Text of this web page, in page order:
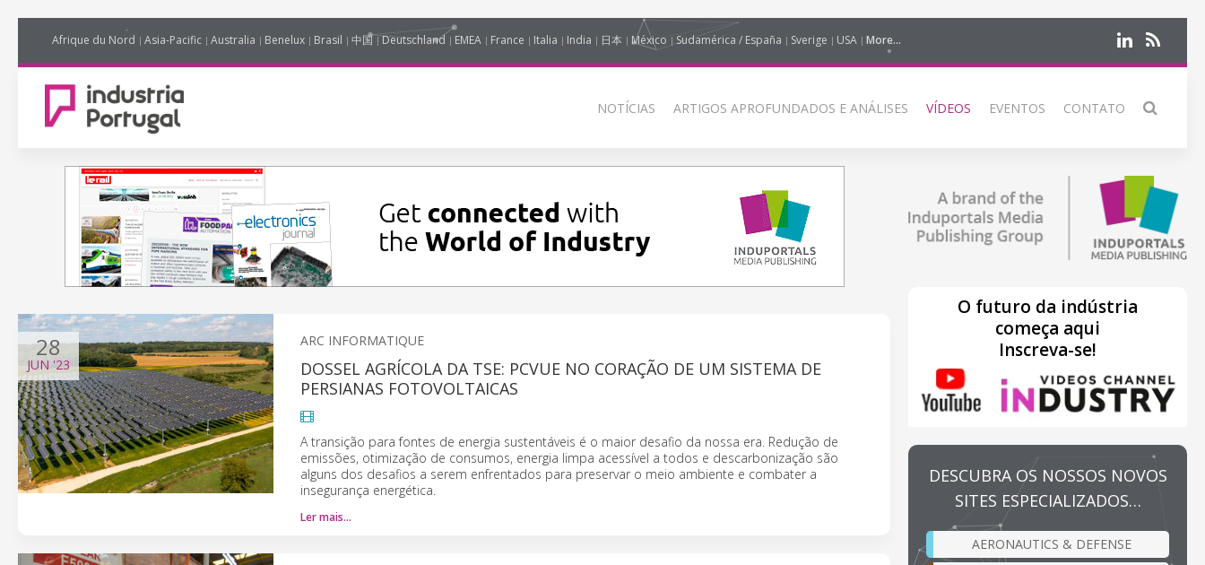
Afrique du Nord Asia-Pacific Australia Benelux Brasil 中国 Deutschland EMEA France Italia India 日本 México Sudamérica / España Sverige USA More...
NOTÍCIAS ARTIGOS APROFUNDADOS E ANÁLISES VÍDEOS EVENTOS CONTATO
28
JUN '23
ARC INFORMATIQUE
DOSSEL AGRÍCOLA DA TSE: PCVUE NO CORAÇÃO DE UM SISTEMA DE
PERSIANAS FOTOVOLTAICAS
A transição para fontes de energia sustentáveis é o maior desafio da nossa era. Redução de
emissões, otimização de consumos, energia limpa acessível a todos e descarbonização são
alguns dos desafios a serem enfrentados para preservar o meio ambiente e combater a
insegurança energética.
Ler mais…
O futuro da indústria
começa aqui
Inscreva-se!
DESCUBRA OS NOSSOS NOVOS
SITES ESPECIALIZADOS…
AERONAUTICS & DEFENSE